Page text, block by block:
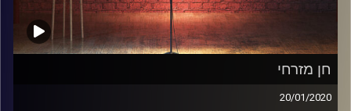
חן מזרחי
20/01/2020